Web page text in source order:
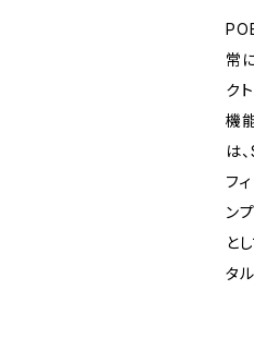
常
クト
機
は
フ
ン
と
タ